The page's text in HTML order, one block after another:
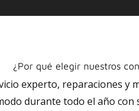
¿Por qué elegir nuestros
experto, reparaciones
durante todo el año con